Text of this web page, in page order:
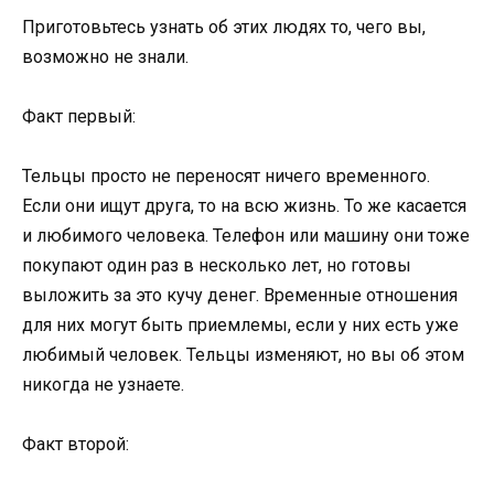
Приготовьтесь узнать об этих людях то, чего вы,
возможно не знали.
Факт первый:
Тельцы просто не переносят ничего временного.
Если они ищут друга, то на всю жизнь. То же касается
и любимого человека. Телефон или машину они тоже
покупают один раз в несколько лет, но готовы
выложить за это кучу денег. Временные отношения
для них могут быть приемлемы, если у них есть уже
любимый человек. Тельцы изменяют, но вы об этом
никогда не узнаете.
Факт второй: